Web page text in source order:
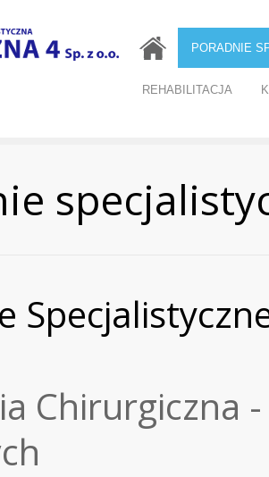
PORADNIE
REHABILITACJA
Chirurgiczna